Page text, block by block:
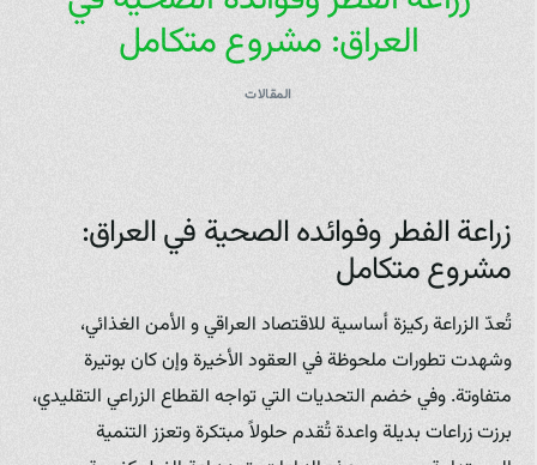
العراق: مشروع متكامل
المقالات
زراعة الفطر وفوائده الصحية في العراق:
مشروع متكامل
تُعدّ الزراعة ركيزة أساسية للاقتصاد العراقي و الأمن الغذائي،
وشهدت تطورات ملحوظة في العقود الأخيرة وإن كان بوتيرة
متفاوتة. وفي خضم التحديات التي تواجه القطاع الزراعي التقليدي،
برزت زراعات بديلة واعدة تُقدم حلولاً مبتكرة وتعزز التنمية